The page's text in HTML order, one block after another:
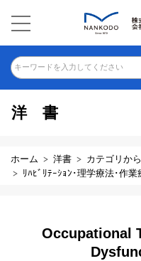
キーワードを入力してください
洋書
ホーム 洋書 カテゴリか
ﾘﾊﾋﾞﾘﾃｰｼｮﾝ･理学療法･作業
Occupational